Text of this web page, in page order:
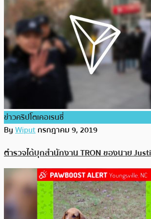
ข่าวคริปโตเคอเรนซี่
ByWiputกรกฎาคม 9, 2019
ตำรวจได้บุกสำนักงาน TRON ของนาย